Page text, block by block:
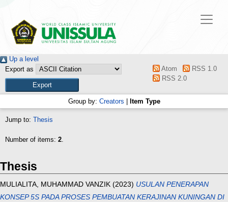
Up a level
Export as
Atom
RSS 1.0
RSS 2.0
Group by: Creators Item Type
Jump to: Thesis
Number of items: 2.
Thesis
MULIALITA, MUHAMMAD VANZIK (2023) USULAN PENERAPAN
KONSEP 5S PADA PROSES PEMBUATAN KERAJINAN KUNINGAN DI